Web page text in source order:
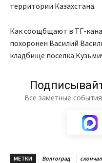
территории Казахстана.
Как соощбщают в ТГ-
похоронен Василий
кладбище поселка
Все заметные
МЕТКИ Волгоград